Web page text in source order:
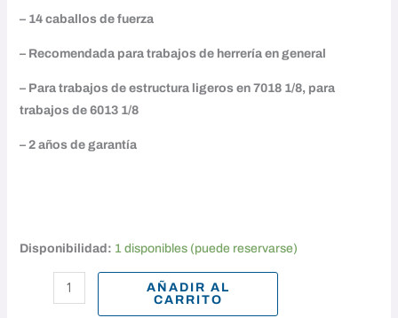
– 14 caballos de fuerza
– Recomendada para trabajos de herrería en general
– Para trabajos de estructura ligeros en 7018 1/8, para
trabajos de 6013 1/8
– 2 años de garantía
Disponibilidad: 1 disponibles (puede reservarse)
AÑADIR AL
CARRITO